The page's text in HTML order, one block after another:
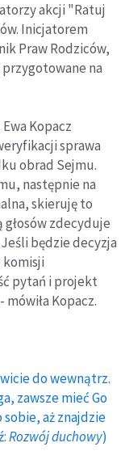
akcji "Ratuj
Inicjatorem
Praw Rodziców,
przygotowane na
Kopacz
sprawa
obrad Sejmu.
następnie na
skieruję to
zdecyduje
będzie decyzja
komisji
pytań i projekt
Kopacz.
do wewnątrz.
zawsze mieć Go
aż znajdzie
Rozwój duchowy)